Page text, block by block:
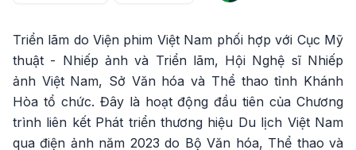
Triển lãm do Viện phim Việt Nam phối hợp với Cục Mỹ
thuật - Nhiếp ảnh và Triển lãm, Hội Nghệ sĩ Nhiếp
ảnh Việt Nam, Sở Văn hóa và Thể thao tỉnh Khánh
Hòa tổ chức. Đây là hoạt động đầu tiên của Chương
trình liên kết Phát triển thương hiệu Du lịch Việt Nam
qua điện ảnh năm 2023 do Bộ Văn hóa, Thể thao và